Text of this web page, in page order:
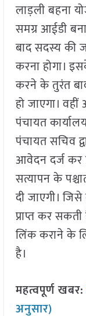
लाड़ली बहना
समग्र आईडी
बाद सदस्य की
करना होगा।
करने के तुरंत
हो जाएगा।
पंचायत
पंचायत सचिव
आवेदन दर्ज कर
सत्यापन के
दी जाएगी।
प्राप्त कर
लिंक कराने के
है।
महत्वपूर्ण खबर:
अनुसार)